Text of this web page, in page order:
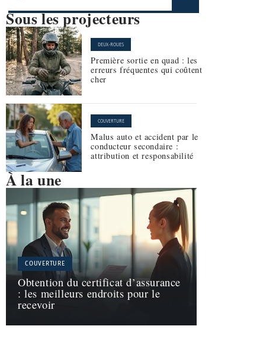
Sous les projecteurs
DEUX-ROUES
Première sortie en quad : les
erreurs fréquentes qui coûtent
cher
COUVERTURE
Malus auto et accident par le
conducteur secondaire :
attribution et responsabilité
À la une
COUVERTURE
Obtention du certificat d’assurance
: les meilleurs endroits pour le
recevoir